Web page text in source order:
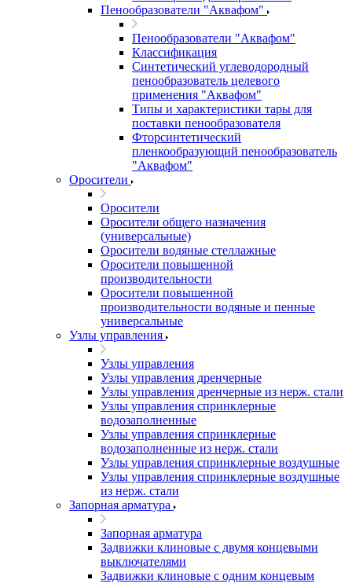
Пенообразователи "Аквафом"
Пенообразователи "Аквафом"
Классификация
Синтетический углеводородный
пенообразователь целевого
применения "Аквафом"
Типы и характеристики тары для
поставки пенообразователя
Фторсинтетический
пленкообразующий пенообразователь
"Аквафом"
Оросители
Оросители
Оросители oбщего назначения
(универсальные)
Оросители водяные стеллажные
Оросители повышенной
производительности
Оросители повышенной
производительности водяные и пенные
универсальные
Узлы управления
Узлы управления
Узлы управления дренчерные
Узлы управления дренчерные из нерж. стали
Узлы управления спринклерные
водозаполненные
Узлы управления спринклерные
водозаполненные из нерж. стали
Узлы управления спринклерные воздушные
Узлы управления спринклерные воздушные
из нерж. стали
Запорная арматура
Запорная арматура
Задвижки клиновые с двумя концевыми
выключателями
Задвижки клиновые с одним концевым